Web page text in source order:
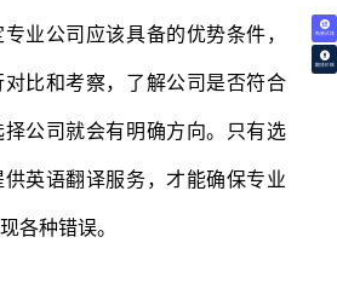
免费试译
翻译价格
业公司应该具备的优势条件，
比和考察，了解公司是否符合
公司就会有明确方向。只有选
英语翻译服务，才能确保专业
各种错误。